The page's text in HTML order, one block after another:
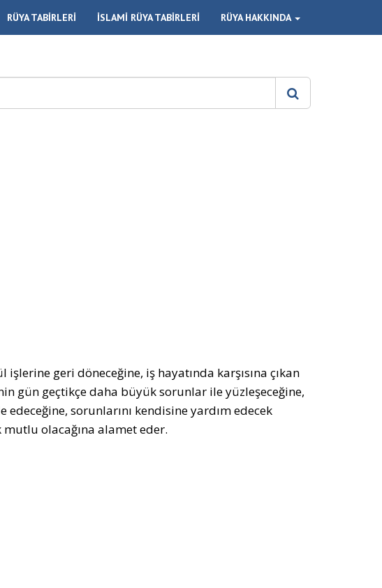
RÜYA TABİRLERİ İSLAMİ RÜYA TABİRLERİ RÜYA HAKKINDA
geri döneceğine, iş hayatında karşısına çıkan
gün geçtikçe daha büyük sorunlar ile yüzleşeceğine,
edeceğine, sorunlarını kendisine yardım edecek
mutlu olacağına alamet eder.